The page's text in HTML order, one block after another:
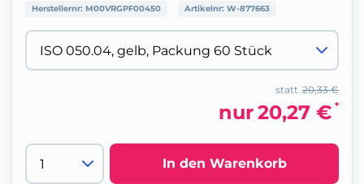
Herstellernr: M00VRGPF00450 Artikelnr: W-877663
20,33 €
statt
nur20,27 € *
In den Warenkorb